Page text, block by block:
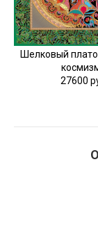
Шелковый
27600